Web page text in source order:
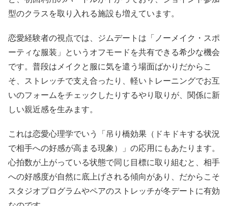
型のクラスを取り入れる施設も増えています。
恋愛経験者の視点では、ジムデートは「ノーメイク・スポ
ーティな服装」というオフモードを共有できる希少な機会
です。普段はメイクと服に気を遣う場面ばかりだからこ
そ、ストレッチで支え合ったり、軽いトレーニングでお互
いのフォームをチェックしたりするやり取りが、関係に新
しい親近感を生みます。
これは恋愛心理学でいう「吊り橋効果（ドキドキする状況
で相手への好感が高まる現象）」の応用にもあたります。
心拍数が上がっている状態で同じ目標に取り組むと、相手
への好感度が自然に底上げされる傾向があり、だからこそ
スタジオプログラムやペアのストレッチが冬デートに有効